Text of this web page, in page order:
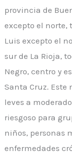
provincia de
excepto el norte,
Luis excepto el
sur de La Rioja,
Negro, centro y
Santa Cruz. Este
leves a
riesgoso para
niños, personas
enfermedades